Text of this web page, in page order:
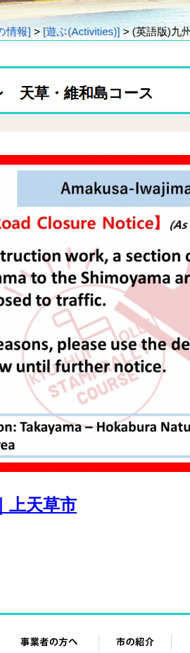
上天草市